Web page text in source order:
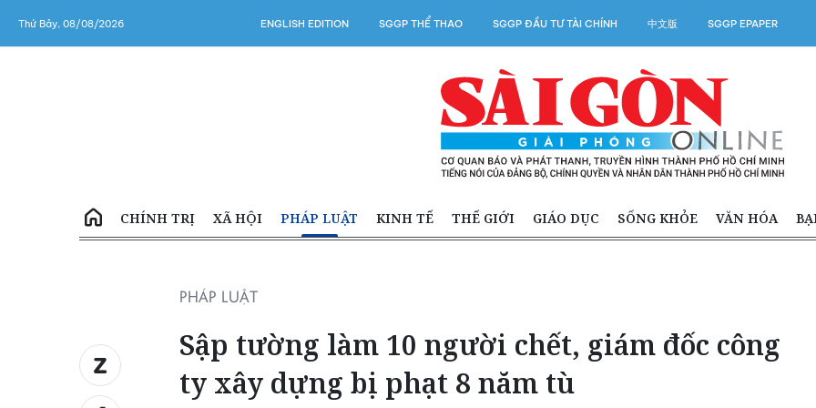
Thứ Bảy, 08/08/2026 ENGLISH EDITION SGGP THỂ THAO SGGP ĐẦU TƯ TÀI CHÍNH 中文版 SGGP EPAPER
CHÍNH TRỊ XÃ HỘI PHÁP LUẬT KINH TẾ THẾ GIỚI GIÁO DỤC SỐNG KHỎE VĂN HÓA
PHÁP LUẬT
Sập tường làm 10 người chết, giám đốc công
ty xây dựng bị phạt 8 năm tù